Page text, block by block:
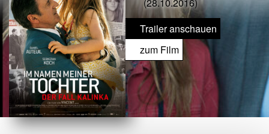
Trailer anschauen
zum Film